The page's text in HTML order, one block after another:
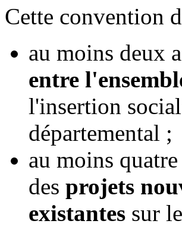
Cette convention
au moins deux
entre
l'insertion
départemental ;
au moins
des projets
existantes sur